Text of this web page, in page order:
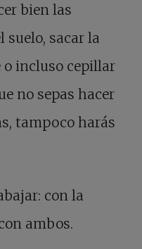
bien las
suelo, sacar la
o incluso cepillar
no sepas hacer
tampoco harás
con la
ambos.